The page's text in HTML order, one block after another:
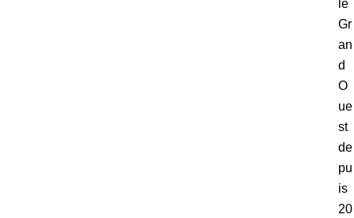
le
Gr
an
d
O
ue
st
de
pu
is
20